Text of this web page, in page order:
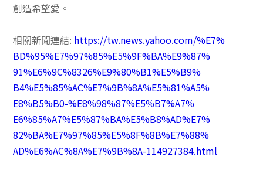
創造希望愛。
相關新聞連結: https://tw.news.yahoo.com/%E7%
BD%95%E7%97%85%E5%9F%BA%E9%87%
91%E6%9C%8326%E9%80%B1%E5%B9%
B4%E5%85%AC%E7%9B%8A%E5%81%A5%
E8%B5%B0-%E8%98%87%E5%B7%A7%
E6%85%A7%E5%87%BA%E5%B8%AD%E7%
82%BA%E7%97%85%E5%8F%8B%E7%88%
AD%E6%AC%8A%E7%9B%8A-114927384.html